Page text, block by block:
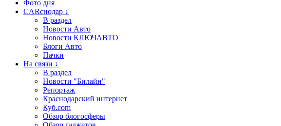
Фото дня
CARснодар ↓
В раздел
Новости Авто
Новости КЛЮЧАВТО
Блоги Авто
Пачки
На связи ↓
В раздел
Новости "Билайн"
Репортаж
Краснодарский интернет
Куб.com
Обзор блогосферы